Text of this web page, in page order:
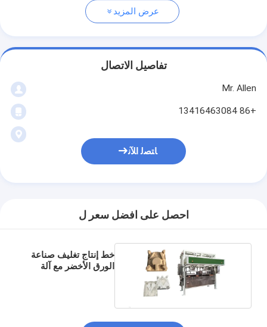
عرض المزيد
تفاصيل الاتصال
Mr. Allen
+86 13416463084
ﺎﺘﺼﻟ ﺍﻶﻧ
احصل على افضل سعر ل
خط إنتاج تغليف صناعة
الورق الأخضر مع آلة